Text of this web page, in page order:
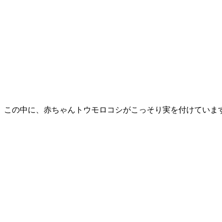
この中に、赤ちゃんトウモロコシがこっそり実を付けていま